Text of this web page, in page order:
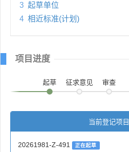
3 起草单位
4 相近标准(计划)
项目进度
起草 征求意见 审查
当前登记项目
20261981-Z-491 正在起草